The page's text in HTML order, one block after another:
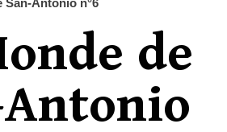
San-Antonio n°6
de